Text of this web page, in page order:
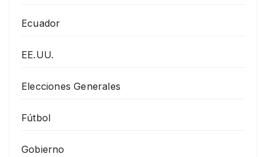
Ecuador
EE.UU.
Elecciones Generales
Fútbol
Gobierno